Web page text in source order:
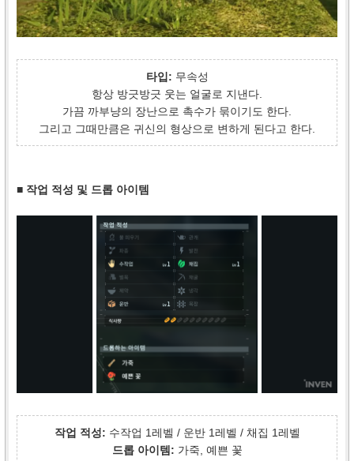
타입: 무속성
항상 방긋방긋 웃는 얼굴로 지낸다.
가끔 까부냥의 장난으로 촉수가 묶이기도 한다.
그리고 그때만큼은 귀신의 형상으로 변하게 된다고 한다.
■ 작업 적성 및 드롭 아이템
작업 적성: 수작업 1레벨 / 운반 1레벨 / 채집 1레벨
드롭 아이템: 가죽, 예쁜 꽃